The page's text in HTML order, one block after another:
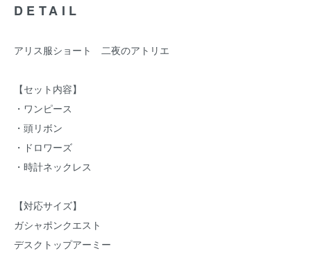
DETAIL
アリス服ショート 二夜のアトリエ
【セット内容】
・ワンピース
・頭リボン
・ドロワーズ
・時計ネックレス
【対応サイズ】
ガシャポンクエスト
デスクトップアーミー